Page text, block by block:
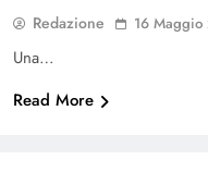
Redazione 16 Maggio
Una…
Read More